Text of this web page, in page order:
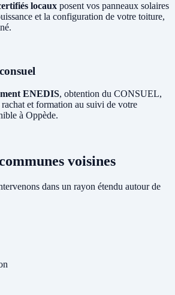
locaux posent vos panneaux solaires
et la configuration de votre toiture,
ENEDIS, obtention du CONSUEL,
et formation au suivi de votre
à Oppède.
voisines
dans un rayon étendu autour de